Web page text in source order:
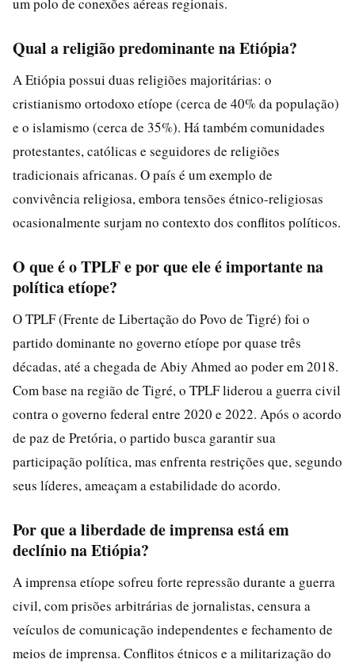
Qual a religião predominante na Etiópia?
A Etiópia possui duas religiões majoritárias: o
cristianismo ortodoxo etíope (cerca de 40% da população)
e o islamismo (cerca de 35%). Há também comunidades
protestantes, católicas e seguidores de religiões
tradicionais africanas. O país é um exemplo de
convivência religiosa, embora tensões étnico-religiosas
ocasionalmente surjam no contexto dos conflitos políticos.
O que é o TPLF e por que ele é importante na
política etíope?
O TPLF (Frente de Libertação do Povo de Tigré) foi o
partido dominante no governo etíope por quase três
décadas, até a chegada de Abiy Ahmed ao poder em 2018.
Com base na região de Tigré, o TPLF liderou a guerra civil
contra o governo federal entre 2020 e 2022. Após o acordo
de paz de Pretória, o partido busca garantir sua
participação política, mas enfrenta restrições que, segundo
seus líderes, ameaçam a estabilidade do acordo.
Por que a liberdade de imprensa está em
declínio na Etiópia?
A imprensa etíope sofreu forte repressão durante a guerra
civil, com prisões arbitrárias de jornalistas, censura a
veículos de comunicação independentes e fechamento de
meios de imprensa. Conflitos étnicos e a militarização do